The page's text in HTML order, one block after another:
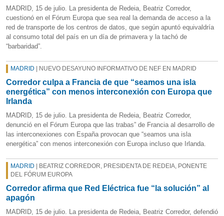
MADRID, 15 de julio. La presidenta de Redeia, Beatriz Corredor,
cuestionó en el Fórum Europa que sea real la demanda de acceso a la
red de transporte de los centros de datos, que según apuntó equivaldría
al consumo total del país en un día de primavera y la tachó de
“barbaridad”.
MADRID | NUEVO DESAYUNO INFORMATIVO DE NEF EN MADRID
Corredor culpa a Francia de que “seamos una isla
energética” con menos interconexión con Europa que
Irlanda
MADRID, 15 de julio. La presidenta de Redeia, Beatriz Corredor,
denunció en el Fórum Europa que las trabas” de Francia al desarrollo de
las interconexiones con España provocan que “seamos una isla
energética” con menos interconexión con Europa incluso que Irlanda.
MADRID | BEATRIZ CORREDOR, PRESIDENTA DE REDEIA, PONENTE
DEL FÓRUM EUROPA
Corredor afirma que Red Eléctrica fue “la solución” al
apagón
MADRID, 15 de julio. La presidenta de Redeia, Beatriz Corredor, defendió